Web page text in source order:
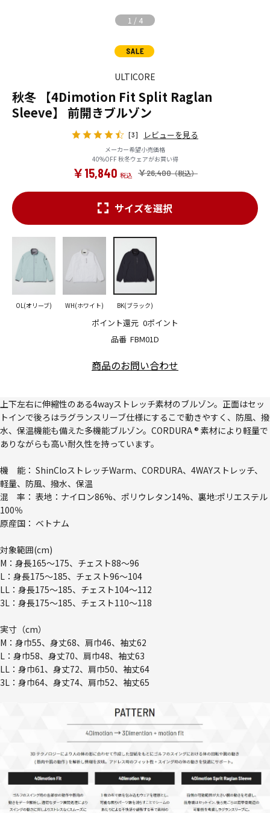
1 / 4
ULTICORE
秋冬 【4Dimotion Fit Split Raglan
Sleeve】 前開きブルゾン
[3] レビューを見る
メーカー希望小売価格
40%OFF 秋冬ウェアがお買い得
￥26,400
￥15,840
品番 FBM01D
ポイント還元 0ポイント
サイズを選択
OL(オリーブ) WH(ホワイト) BK(ブラック)
商品のお問い合わせ
上下左右に伸縮性のある4wayストレッチ素材のブルゾン。正面はセッ
トインで後ろはラグランスリーブ仕様にするこで動きやすく、防風、撥
水、保温機能も備えた多機能ブルゾン。CORDURA ® 素材により軽量で
ありながらも高い耐久性を持っています。
機 能： ShinCloストレッチWarm、CORDURA、4WAYストレッチ、
軽量、防風、撥水、保温
混 率： 表地：ナイロン86%、ポリウレタン14%、裏地:ポリエステル
100％
原産国： ベトナム
対象範囲(cm)
M：身長165～175、チェスト88～96
L：身長175～185、チェスト96～104
LL：身長175～185、チェスト104～112
3L：身長175～185、チェスト110～118
実寸（cm）
M：身巾55、身丈68、肩巾46、袖丈62
L：身巾58、身丈70、肩巾48、袖丈63
LL：身巾61、身丈72、肩巾50、袖丈64
3L：身巾64、身丈74、肩巾52、袖丈65